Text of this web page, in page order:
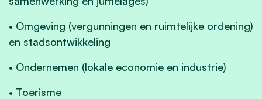
• Omgeving (vergunningen en ruimtelijke ordening)
en stadsontwikkeling
• Ondernemen (lokale economie en industrie)
• Toerisme